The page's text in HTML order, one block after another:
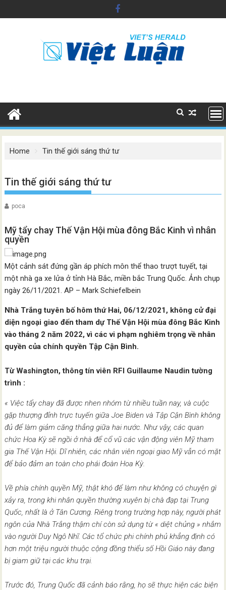
to
Home Tin thế giới sáng thứ tư
Tin thế giới sáng thứ tư
poca
Mỹ tẩy chay Thế Vận Hội mùa đông Bắc Kinh vì nhân
quyền
Một cảnh sát đứng gần áp phích môn thể thao trượt tuyết, tại
một nhà ga xe lửa ở tỉnh Hà Bắc, miền bắc Trung Quốc. Ảnh chụp
ngày 26/11/2021. AP – Mark Schiefelbein
Nhà Trắng tuyên bố hôm thứ Hai, 06/12/2021, không cử đại
diện ngoại giao đến tham dự Thế Vận Hội mùa đông Bắc Kinh
vào tháng 2 năm 2022, vì các vi phạm nghiêm trọng về nhân
quyền của chính quyền Tập Cận Bình.
Từ Washington, thông tín viên RFI Guillaume Naudin tường
trình :
« Việc tẩy chay đã được nhen nhóm từ nhiều tuần nay, và cuộc
gặp thượng đỉnh trực tuyến giữa Joe Biden và Tập Cận Bình không
đủ để làm giảm căng thẳng giữa hai nước. Như vậy, các quan
chức Hoa Kỳ sẽ ngồi ở nhà để cổ vũ các vận động viên Mỹ tham
gia Thế Vận Hội. Dĩ nhiên, các nhân viên ngoại giao Mỹ vẫn có mặt
để bảo đảm an toàn cho phái đoàn Hoa Kỳ.
Về phía chính quyền Mỹ, thật khó để làm như không có chuyện gì
xảy ra, trong khi nhân quyền thường xuyên bị chà đạp tại Trung
Quốc, nhất là ở Tân Cương. Riêng trong trường hợp này, người phát
ngôn của Nhà Trắng thậm chí còn sử dụng từ « diệt chủng » nhắm
vào người Duy Ngô Nhĩ. Các tổ chức phi chính phủ khẳng định có
hơn một triệu người thuộc cộng đồng thiểu số Hồi Giáo này đang
bị giam giữ tại các khu trại.
Trước đó, Trung Quốc đã cảnh báo rằng, họ sẽ thực hiện các biện